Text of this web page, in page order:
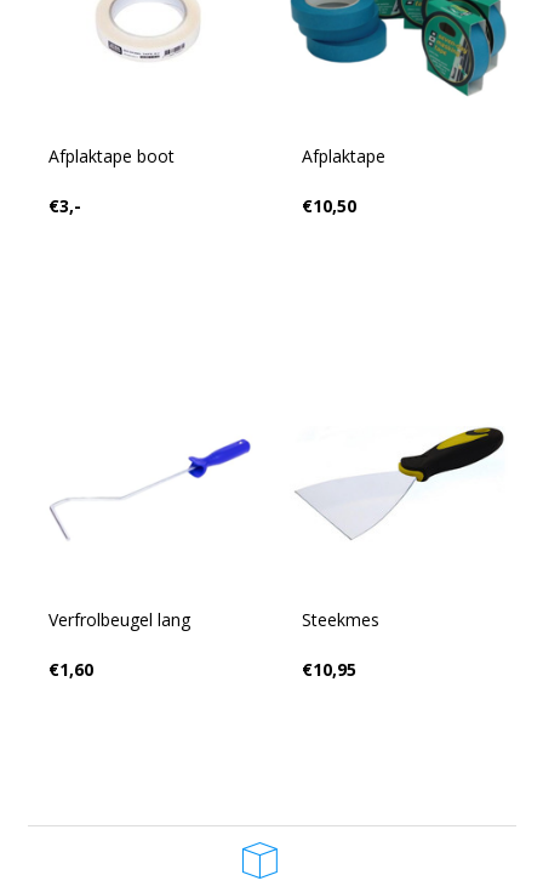
Afplaktape boot
€3,-
Afplaktape
€10,50
Verfrolbeugel lang
€1,60
Steekmes
€10,95